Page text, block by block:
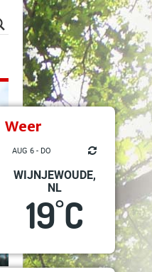
Weer
AUG 6 - DO
WIJNJEWOUDE,
NL
19°C